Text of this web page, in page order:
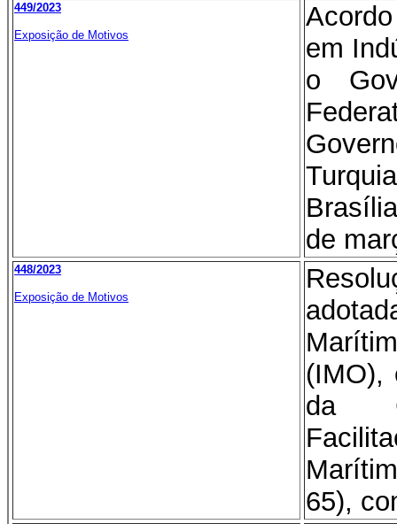
449/2023
Exposição de Motivos
em
o
de
448/2023
Exposição de Motivos
(IMO),
da
65),